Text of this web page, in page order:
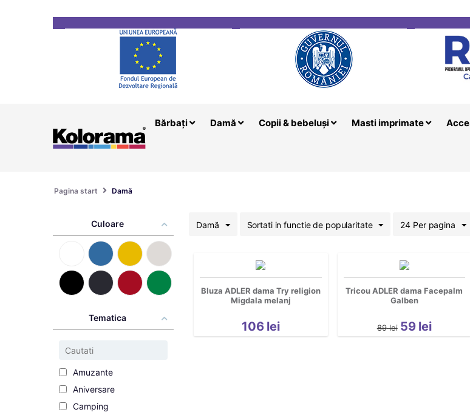
Bărbați Damă Copii & bebeluși Masti imprimate
Pagina start Damă
Culoare
Tematica
Amuzante
Aniversare
Camping
Damă Sortati in functie de popularitate 24 Per pagina
Bluza ADLER dama Try religion
Migdala melanj
106 lei
Tricou ADLER dama Facepalm
Galben
89 lei 59 lei